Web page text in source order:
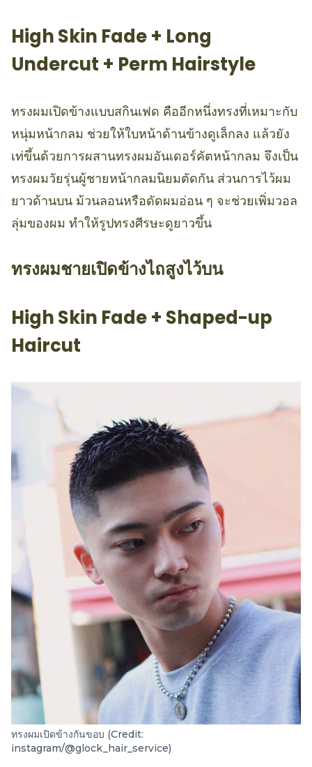
High Skin Fade + Long
Undercut + Perm Hairstyle
ทรงผมเปิดข้างแบบสกินเฟด คืออีกหนึ่งทรงที่เหมาะกับ
หนุ่มหน้ากลม ช่วยให้ใบหน้าด้านข้างดูเล็กลง แล้วยัง
เท่ขึ้นด้วยการผสานทรงผมอันเดอร์คัตหน้ากลม จึงเป็น
ทรงผมวัยรุ่นผู้ชายหน้ากลมนิยมตัดกัน ส่วนการไว้ผม
ยาวด้านบน ม้วนลอนหรือดัดผมอ่อน ๆ จะช่วยเพิ่มวอล
ลุ่มของผม ทำให้รูปทรงศีรษะดูยาวขึ้น
ทรงผมชายเปิดข้างไถสูงไว้บน
High Skin Fade + Shaped-up
Haircut
ทรงผมเปิดข้างกันขอบ (Credit:
instagram/@glock_hair_service)